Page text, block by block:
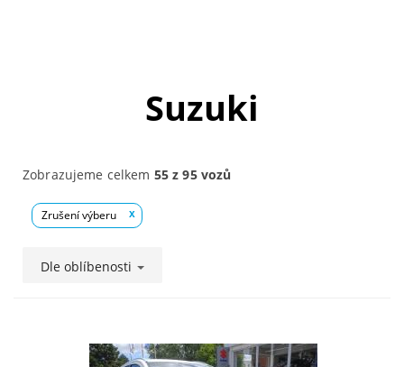
Suzuki
Zobrazujeme celkem 55 z 95 vozů
Zrušení výberu x
Dle oblíbenosti